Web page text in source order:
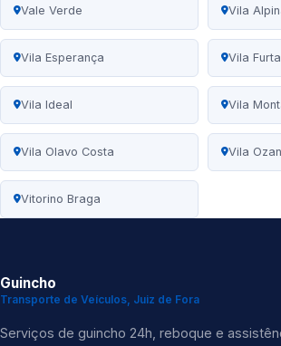
Vale Verde Vila
Vila Esperança Vila
Vila Ideal Vila
Vila Olavo Costa Vila
Vitorino Braga
Guincho
Transporte de Veículos, Juiz de Fora
Serviços de guincho 24h, reboque e